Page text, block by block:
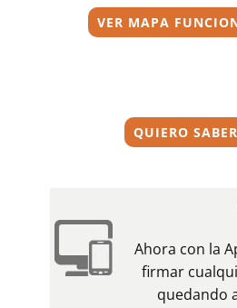
VER MAPA
QUIERO
Ahora con la
firmar
quedando